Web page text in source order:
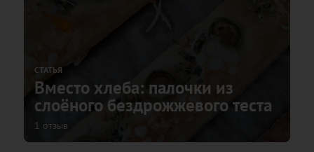
СТАТЬЯ
Вместо хлеба: палочки из
слоёного бездрожжевого теста
1 отзыв